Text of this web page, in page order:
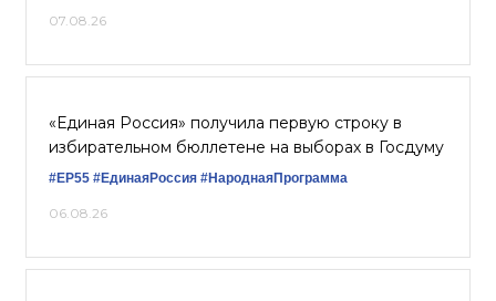
07.08.26
«Единая Россия» получила первую строку в
избирательном бюллетене на выборах в Госдуму
#ЕР55 #ЕдинаяРоссия #НароднаяПрограмма
06.08.26